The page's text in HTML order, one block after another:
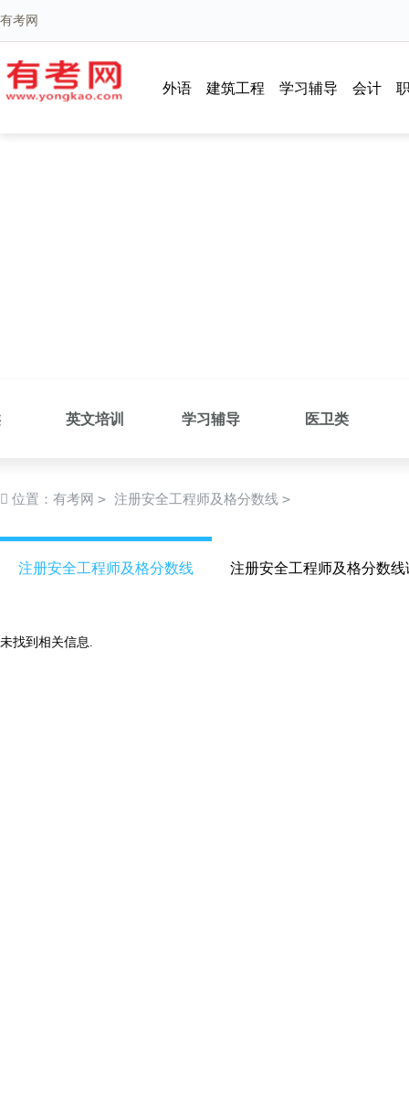
有考网
外语 建筑工程 学习辅导 会计
英文培训 学习辅导 医卫类
位置： 有考网 > 注册安全工程师及格分数线 >
注册安全工程师及格分数线 注册安全工程师及格分数线
未找到相关信息.